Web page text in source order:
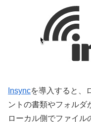
Insyncを導入すると、
ントの書類やフォルダ
ローカル側でファイ